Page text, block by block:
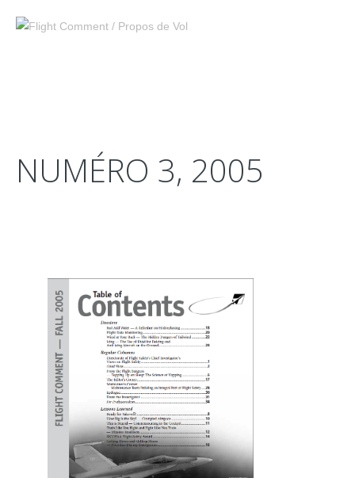
NUMÉRO 3, 2005